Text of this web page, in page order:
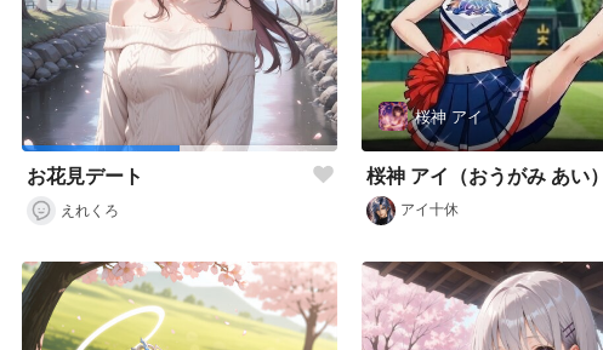
お花見デート
えれくろ
桜神 アイ
アイ十休